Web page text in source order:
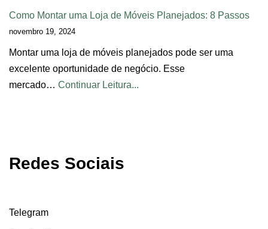
Como Montar uma Loja de Móveis Planejados: 8 Passos
novembro 19, 2024
Montar uma loja de móveis planejados pode ser uma
excelente oportunidade de negócio. Esse
mercado… Continuar Leitura...
Redes Sociais
Telegram